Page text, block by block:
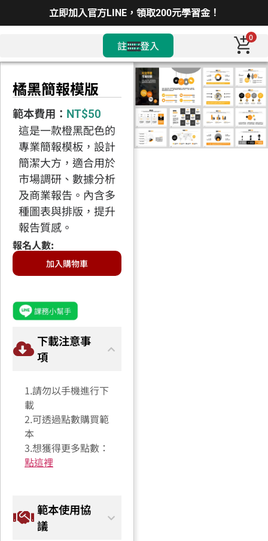
立即加入官方LINE，領取200元學習金！
註冊/登入
0
橘黑簡報模版
範本費用： NT$50
這是一款橙黑配色的
專業簡報模板，設計
簡潔大方，適合用於
市場調研、數據分析
及商業報告。內含多
種圖表與排版，提升
報告質感。
加入購物車
下載注意事
項
1.請勿以手機進行下
載
2.可透過點數購買範
本
3.想獲得更多點數：
點這裡
範本使用協
議